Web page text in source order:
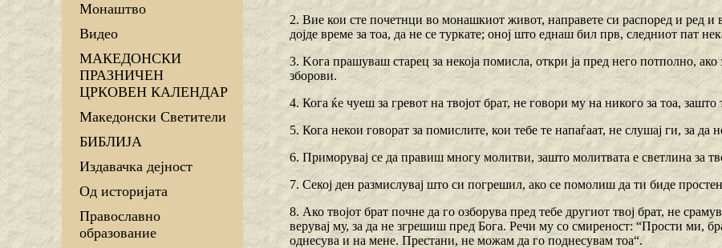
Монаштво
Видео
МАКЕДОНСКИ
ПРАЗНИЧЕН
ЦРКОВЕН КАЛЕНДАР
Македонски Светители
БИБЛИЈА
Издавачка дејност
Од историјата
Православно
образование
2. Вие кои сте почетнци во монашкиот живот, направете си распоред и ред и
дојде време за тоа, да не се туркате; оној што еднаш бил прв, следниот пат
3. Koгa прашуваш старец за некоја помисла, откри ја пред него потполно,
зборови.
4. Кога ќе чуеш за гревот на твојот брат, не говори му на никого за тоа, зашто
5. Кога некои говорат за помислите, кои тебе те напаѓаат, не слушај ги, за да
6. Приморувај се да правиш многу молитви, зашто молитвата е светлина за
7. Секој ден размислувај што си погрешил, ако се помолиш да ти биде
8. Ако твојот брат почне да го озборува пред тебе другиот твој брат, не
верувај му, за да не згрешиш пред Бога. Речи му со смиреност: “Прости ми,
однесува и на мене. Престани, не можам да го поднесувам тоа“.